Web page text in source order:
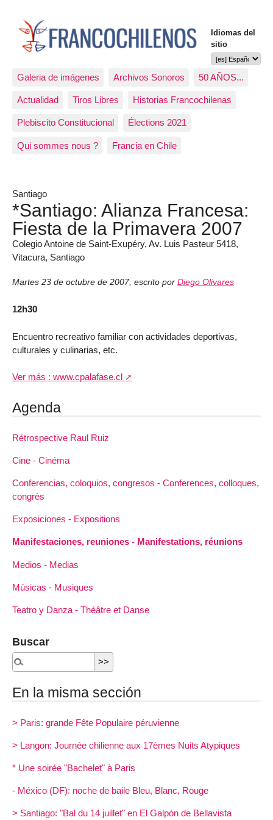
Idiomas del
sitio
Galeria de imágenes Archivos Sonoros 50 AÑOS...
Actualidad Tiros Libres Historias Francochilenas
Plebiscito Constitucional Élections 2021
Qui sommes nous ? Francia en Chile
Santiago
*Santiago: Alianza Francesa:
Fiesta de la Primavera 2007
Colegio Antoine de Saint-Exupéry, Av. Luis Pasteur 5418,
Vitacura, Santiago
Martes 23 de octubre de 2007, escrito por Diego Olivares
12h30
Encuentro recreativo familiar con actividades deportivas,
culturales y culinarias, etc.
Ver más : www.cpalafase.cl
Agenda
Rétrospective Raul Ruiz
Cine - Cinéma
Conferencias, coloquios, congresos - Conferences, colloques,
congrès
Exposiciones - Expositions
Manifestaciones, reuniones - Manifestations, réunions
Medios - Medias
Músicas - Musiques
Teatro y Danza - Théâtre et Danse
Buscar
En la misma sección
> Paris: grande Fête Populaire péruvienne
> Langon: Journée chilienne aux 17èmes Nuits Atypiques
* Une soirée "Bachelet" à Paris
- México (DF): noche de baile Bleu, Blanc, Rouge
> Santiago: "Bal du 14 juillet" en El Galpón de Bellavista